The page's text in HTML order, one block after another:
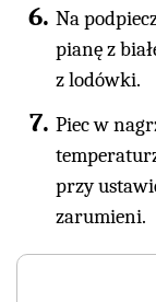
Na
pianę z
z lodówki.
Piec w
przy
zarumieni.